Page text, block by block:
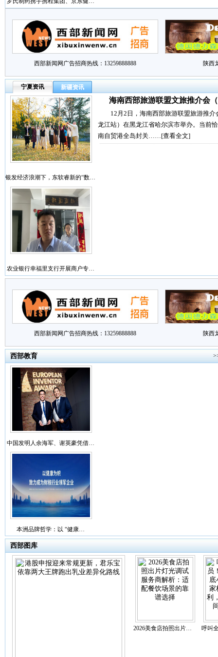
西部新闻网广告招商热线：13259888888 陕西
宁夏资讯 新疆资讯
银发经济浪潮下，东软睿新的“数…
农业银行幸福里支行开展商户专…
海南西部旅游联盟文旅推介会
12月2日，海南西部旅游联盟旅游推介
龙江站）在黑龙江省哈尔滨市举办。当前
南自贸港全岛封关……[查看全文]
西部新闻网广告招商热线：13259888888 陕西
西部教育
中国发明人余海军、谢英豪凭借…
本洲品牌哲学：以 “健康…
西部图库
2026美食店拍照出片… 呼叫